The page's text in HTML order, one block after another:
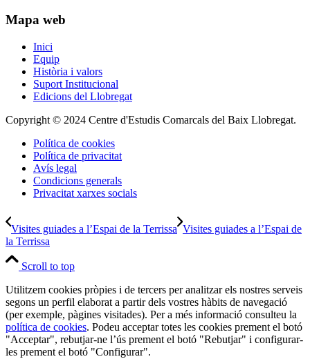
Mapa web
Inici
Equip
Història i valors
Suport Institucional
Edicions del Llobregat
Copyright © 2024 Centre d'Estudis Comarcals del Baix Llobregat.
Política de cookies
Política de privacitat
Avís legal
Condicions generals
Privacitat xarxes socials
Visites guiades a l’Espai de la Terrissa Visites guiades a l’Espai de
la Terrissa
Scroll to top
Utilitzem cookies pròpies i de tercers per analitzar els nostres serveis
segons un perfil elaborat a partir dels vostres hàbits de navegació
(per exemple, pàgines visitades). Per a més informació consulteu la
política de cookies. Podeu acceptar totes les cookies prement el botó
"Acceptar", rebutjar-ne l’ús prement el botó "Rebutjar" i configurar-
les prement el botó "Configurar".